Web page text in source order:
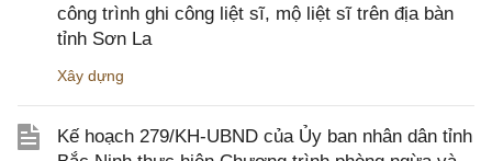
công trình ghi công liệt sĩ, mộ liệt sĩ trên địa bàn
tỉnh Sơn La
Xây dựng
Kế hoạch 279/KH-UBND của Ủy ban nhân dân tỉnh